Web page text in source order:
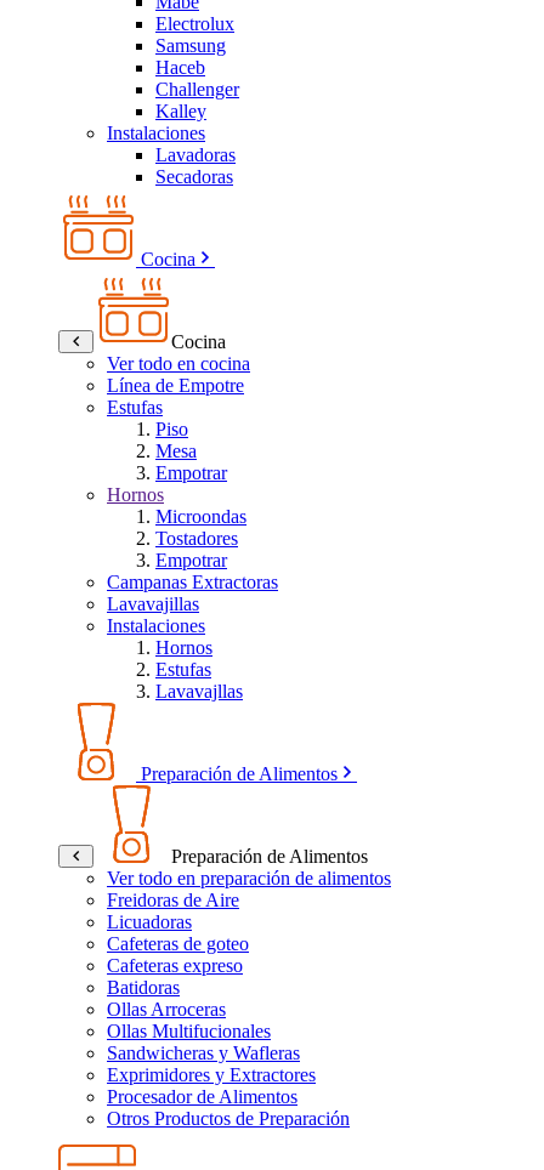
Electrolux
Samsung
Haceb
Challenger
Kalley
Instalaciones
Lavadoras
Secadoras
Cocina
Cocina
Ver todo en cocina
Línea de Empotre
Estufas
Piso
Mesa
Empotrar
Hornos
Microondas
Tostadores
Empotrar
Campanas Extractoras
Lavavajillas
Instalaciones
Hornos
Estufas
Lavavajllas
Preparación de Alimentos
Preparación de Alimentos
Ver todo en preparación de alimentos
Freidoras de Aire
Licuadoras
Cafeteras de goteo
Cafeteras expreso
Batidoras
Ollas Arroceras
Ollas Multifucionales
Sandwicheras y Wafleras
Exprimidores y Extractores
Procesador de Alimentos
Otros Productos de Preparación